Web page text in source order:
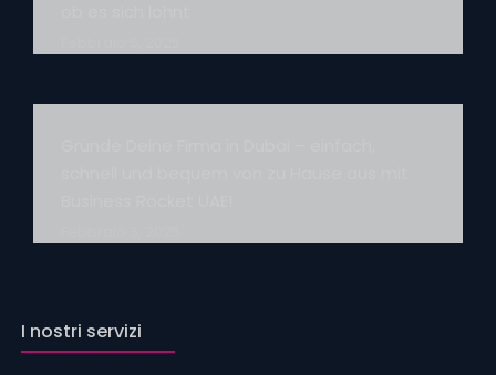
I nostri servizi